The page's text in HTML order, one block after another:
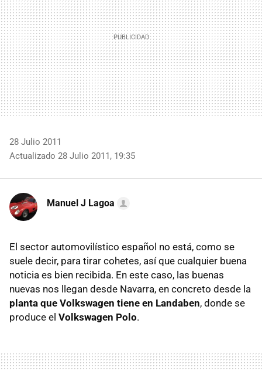
28 Julio 2011
Actualizado 28 Julio 2011, 19:35
Manuel J Lagoa
El sector automovilístico español no está, como se
suele decir, para tirar cohetes, así que cualquier buena
noticia es bien recibida. En este caso, las buenas
nuevas nos llegan desde Navarra, en concreto desde la
planta que Volkswagen tiene en Landaben, donde se
produce el Volkswagen Polo.